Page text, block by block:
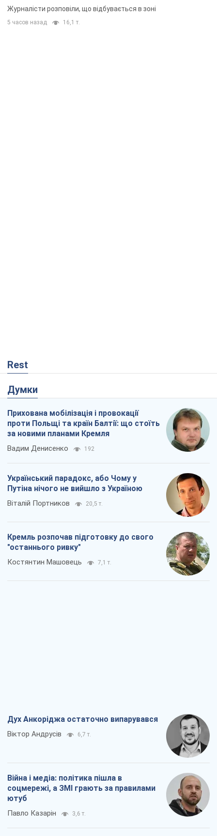
Журналісти розповіли, що відбувається в зоні
5 часов назад 16,1 т.
Rest
Думки
Прихована мобілізація і провокації
проти Польщі та країн Балтії: що стоїть
за новими планами Кремля
Вадим Денисенко 192
Український парадокс, або Чому у
Путіна нічого не вийшло з Україною
Віталій Портников 20,5 т.
Кремль розпочав підготовку до свого
"останнього ривку"
Костянтин Машовець 7,1 т.
Дух Анкоріджа остаточно випарувався
Віктор Андрусів 6,7 т.
Війна і медіа: політика пішла в
соцмережі, а ЗМІ грають за правилами
ютуб
Павло Казарін 3,6 т.